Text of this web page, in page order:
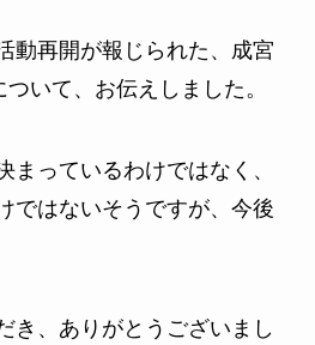
動再開が報じられた、成宮
いて、お伝えしました。
まっているわけではなく、
ではないそうですが、今後
き、ありがとうございまし